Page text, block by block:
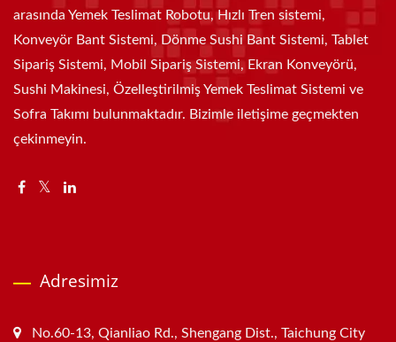
arasında Yemek Teslimat Robotu, Hızlı Tren sistemi,
Konveyör Bant Sistemi, Dönme Sushi Bant Sistemi, Tablet
Sipariş Sistemi, Mobil Sipariş Sistemi, Ekran Konveyörü,
Sushi Makinesi, Özelleştirilmiş Yemek Teslimat Sistemi ve
Sofra Takımı bulunmaktadır. Bizimle iletişime geçmekten
çekinmeyin.
Adresimiz
No.60-13, Qianliao Rd., Shengang Dist., Taichung City